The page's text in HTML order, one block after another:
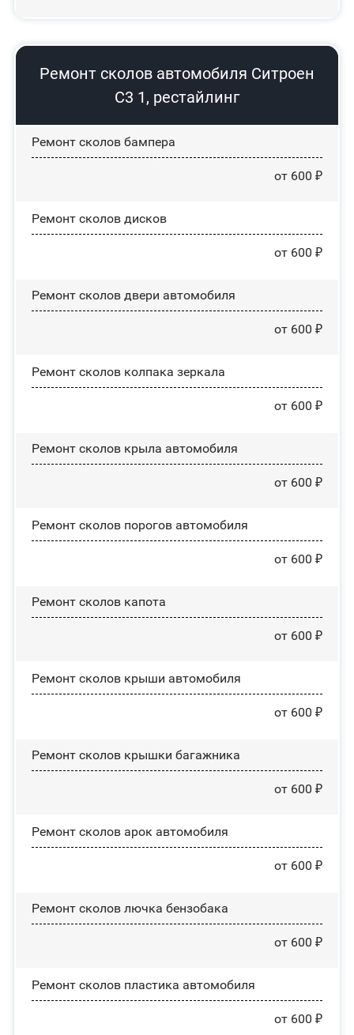
Ремонт сколов автомобиля Ситроен
С3 1, рестайлинг
Ремонт сколов бампера
от 600 ₽
Ремонт сколов дисков
от 600 ₽
Ремонт сколов двери автомобиля
от 600 ₽
Ремонт сколов колпака зеркала
от 600 ₽
Ремонт сколов крыла автомобиля
от 600 ₽
Ремонт сколов порогов автомобиля
от 600 ₽
Ремонт сколов капота
от 600 ₽
Ремонт сколов крыши автомобиля
от 600 ₽
Ремонт сколов крышки багажника
от 600 ₽
Ремонт сколов арок автомобиля
от 600 ₽
Ремонт сколов лючка бензобака
от 600 ₽
Ремонт сколов пластика автомобиля
от 600 ₽